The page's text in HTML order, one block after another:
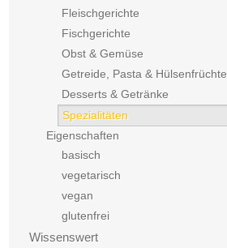
Fleischgerichte
Fischgerichte
Obst & Gemüse
Getreide, Pasta & Hülsenfrüchte
Desserts & Getränke
Spezialitäten
Eigenschaften
basisch
vegetarisch
vegan
glutenfrei
Wissenswert